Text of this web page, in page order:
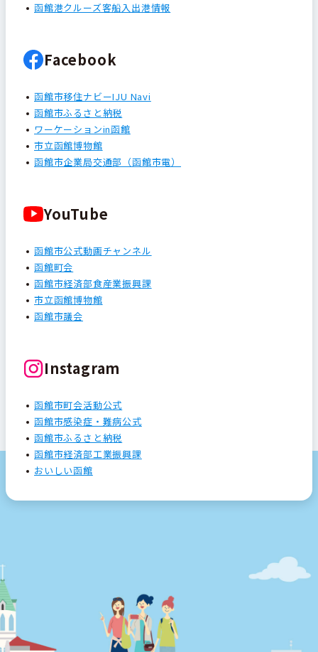
函館港クルーズ客船入出港情報
Facebook
函館市移住ナビーIJU Navi
函館市ふるさと納税
ワーケーションin函館
市立函館博物館
函館市企業局交通部（函館市電）
YouTube
函館市公式動画チャンネル
函館町会
函館市経済部食産業振興課
市立函館博物館
函館市議会
Instagram
函館市町会活動公式
函館市感染症・難病公式
函館市ふるさと納税
函館市経済部工業振興課
おいしい函館